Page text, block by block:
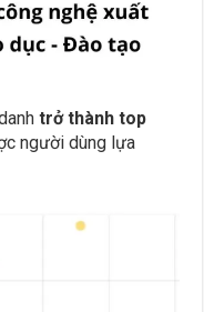
trở thành top
người dùng lựa